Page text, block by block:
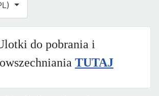
do pobrania i
TUTAJ